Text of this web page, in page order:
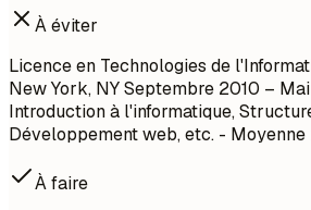
À éviter
Licence en Technologies de
New York, NYSeptembre 2010 –
Introduction à l'informatique,
Développement web, etc. - Moyenne
À faire